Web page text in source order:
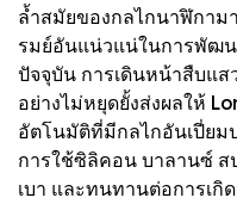
ล้ำสมัยของกลไกนาฬิกาม
รมย์อันแน่วแน่ในการพัฒ
ปัจจุบัน การเดินหน้าสืบแส
อย่างไม่หยุดยั้งส่งผลให้
อัตโนมัติที่มีกลไกอันเปี่ย
การใช้ซิลิคอน บาลานซ์ ส
เบา และทนทานต่อการเ